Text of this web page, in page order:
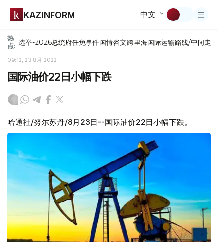
KAZINFORM 中文
热
点: 选举-2026总统府任免事件国情咨文跨里海国际运输路线/中间走廊
09:12, 23 8月 2022
国际油价22日小幅下跌
哈通社/努尔苏丹/8月23日--国际油价22日小幅下跌。